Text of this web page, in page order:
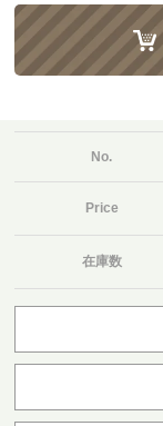
No.
Price
在庫数